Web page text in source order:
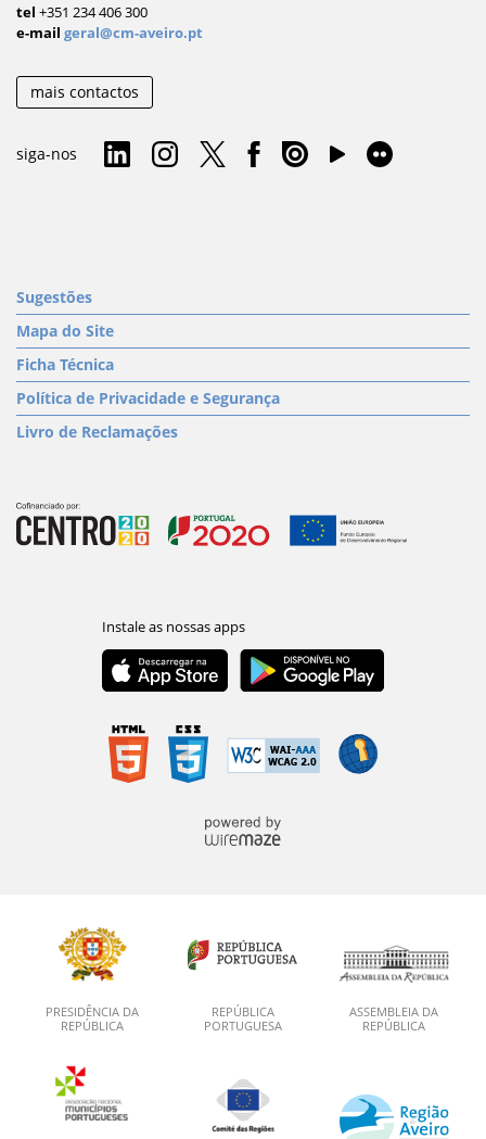
tel +351 234 406 300
e-mail geral@cm-aveiro.pt
mais contactos
siga-nos
Sugestões
Mapa do Site
Ficha Técnica
Política de Privacidade e Segurança
Livro de Reclamações
PRESIDÊNCIA DA
REPÚBLICA
REPÚBLICA
PORTUGUESA
ASSEMBLEIA DA
REPÚBLICA